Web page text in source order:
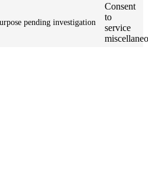
pending investigation
Consent
to
service